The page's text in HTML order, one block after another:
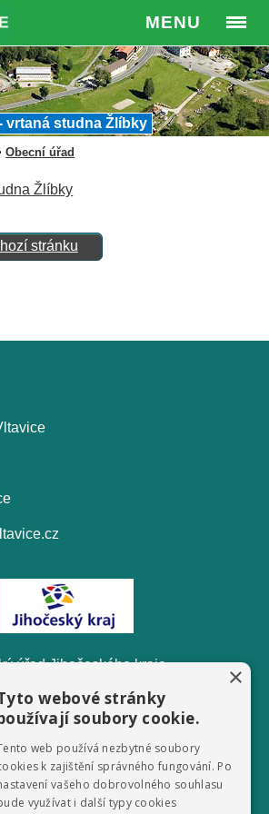
MENU
vrtaná studna Žlíbky
Obecní úřad
Žlíbky
stránku
úřad Jihočeského kraje
- informace o regionu
×
webové stránky
soubory cookie.
web používá nezbytné soubory
k zajištění správného fungování. Po
vašeho dobrovolného souhlasu
využívat i další typy cookies